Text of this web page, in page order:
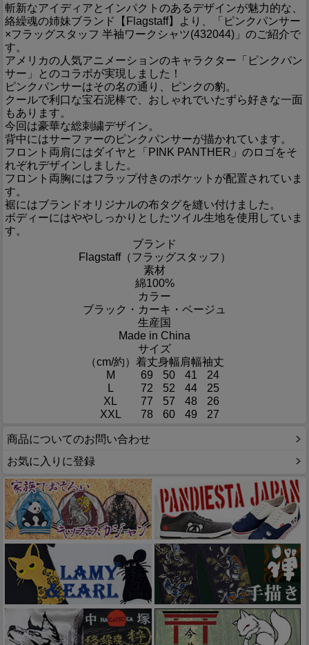
斬新なアイディアとインパクトのあるデザインが魅力的な、
絡繰魂の姉妹ブランド【Flagstaff】より、「ピンクパンサー
×フラッグスタッフ 半袖ワークシャツ(432044)」のご紹介で
す。
アメリカの人気アニメーションのキャラクター「ピンクパン
サー」とのコラボが実現しました！
ピンクパンサーはその名の通り、ピンクの豹。
クールで利口な宝石泥棒で、おしゃれでいたずら好きな一面
もあります。
今回は豪華な総刺繍デザイン。
背中にはサーファーのピンクパンサーが描かれています。
フロント両肩にはダイヤと「PINK PANTHER」のロゴをそ
れぞれデザインしました。
フロント両胸にはフラップ付きのポケットが配置されていま
す。
裾にはブランドオリジナルの布タグを縫い付けました。
ボディーにはややしっかりとしたツイル生地を使用していま
す。
ブランド
Flagstaff（フラッグスタッフ）
素材
綿100%
カラー
ブラック・カーキ・ベージュ
生産国
Made in China
サイズ
（cm/約） 着丈身幅肩幅袖丈
M
69 50 41
24
L
72 52 44
25
XL
77 57 48
26
XXL
78 60 49 27
商品についてのお問い合わせ
お気に入りに登録